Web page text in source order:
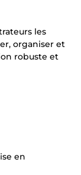
les
organiser et
robuste et
en